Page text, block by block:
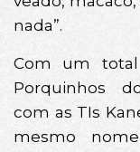
nada”.
Com um
Porquinhos
com as TIs
mesmo